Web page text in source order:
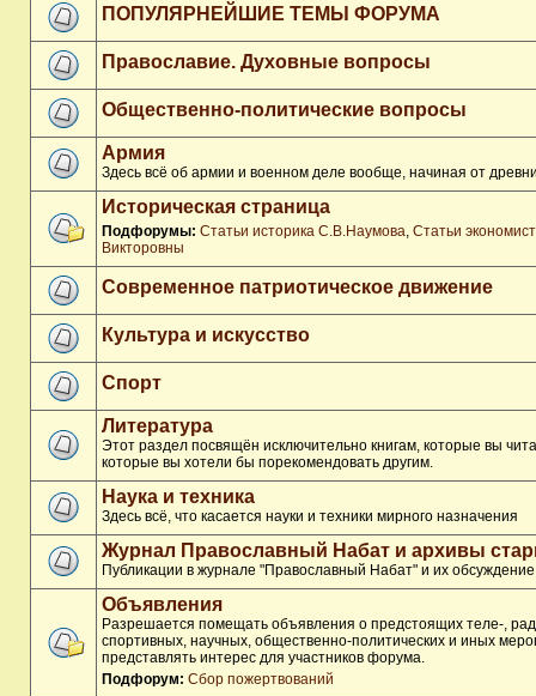
ПОПУЛЯРНЕЙШИЕ ТЕМЫ ФОРУМА
Православие. Духовные вопросы
Общественно-политические вопросы
Армия
Здесь всё об армии и военном деле вообще, начиная от
Историческая страница
Подфорумы: Статьи историка С.В.Наумова, Статьи
Викторовны
Современное патриотическое движение
Культура и искусство
Спорт
Литература
Этот раздел посвящён исключительно книгам, которые вы
которые вы хотели бы порекомендовать другим.
Наука и техника
Здесь всё, что касается науки и техники мирного назначения
Журнал Православный Набат и архивы
Публикации в журнале "Православный Набат" и их обсуждение
Объявления
Разрешается помещать объявления о предстоящих теле-,
спортивных, научных, общественно-политических и иных
представлять интерес для участников форума.
Подфорум: Сбор пожертвований